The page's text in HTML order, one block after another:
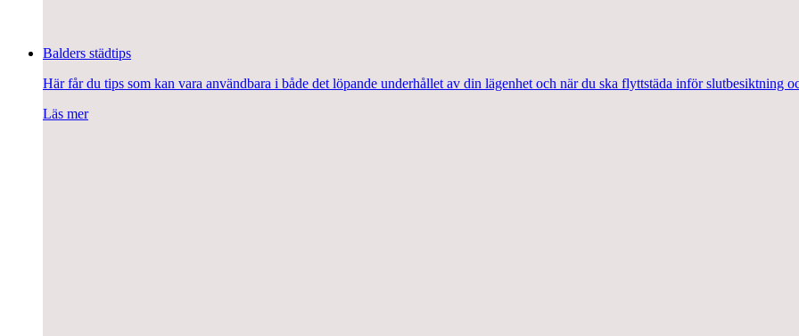
Balders städtips
Här får du tips som kan vara användbara i både det löpande underhållet av din lägenhet och när du ska flyttstäda inför slutbesiktning
Läs mer